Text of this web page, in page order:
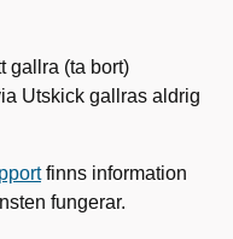
gallra (ta bort)
Utskick gallras aldrig
finns information
fungerar.